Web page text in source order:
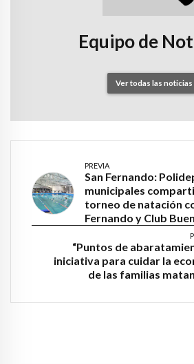
Equipo de
Ver todas las noticias
PREVIA
San Fernando:
municipales
torneo de natación
Fernando y Club
“Puntos de
iniciativa para cuidar la
de las familias